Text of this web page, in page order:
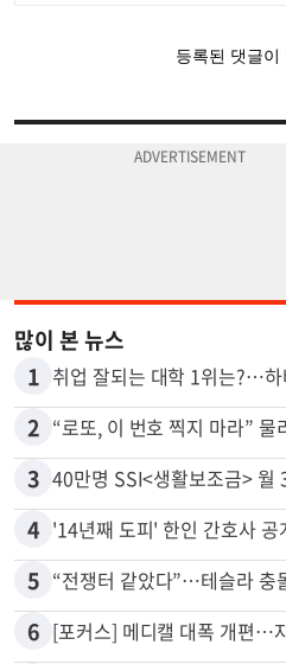
많이 본 뉴스
1 취업 잘되는 대학 1위는?…하
2 “로또, 이 번호 찍지 마라”
3 40만명 SSI<생활보조금> 월
4 '14년째 도피' 한인 간호사
5 “전쟁터 같았다”…테슬라 충
6 [포커스] 메디캘 대폭 개편…